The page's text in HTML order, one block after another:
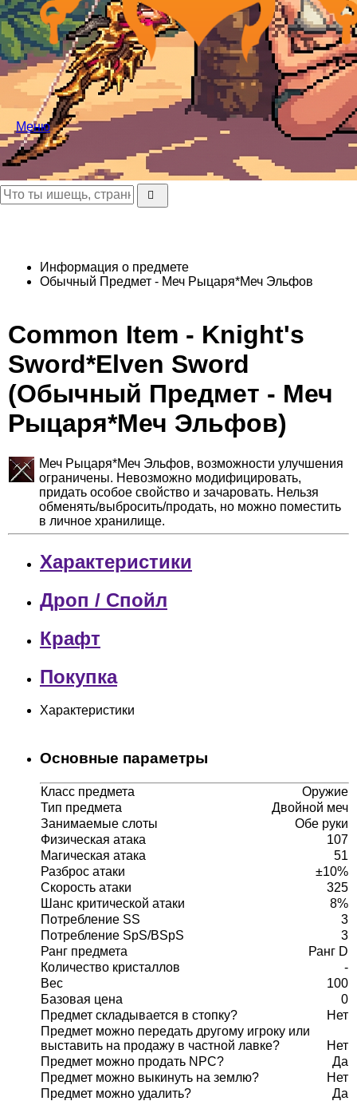
Меню
Информация о предмете
Обычный Предмет - Меч Рыцаря*Меч Эльфов
Common Item - Knight's
Sword*Elven Sword
(Обычный Предмет - Меч
Рыцаря*Меч Эльфов)
Меч Рыцаря*Меч Эльфов, возможности улучшения
ограничены. Невозможно модифицировать,
придать особое свойство и зачаровать. Нельзя
обменять/выбросить/продать, но можно поместить
в личное хранилище.
Характеристики
Дроп / Спойл
Крафт
Покупка
Характеристики
Основные параметры
Класс предмета
Оружие
Тип предмета
Двойной меч
Занимаемые слоты
Обе руки
Физическая атака
107
Магическая атака
51
Разброс атаки
±10%
Скорость атаки
325
Шанс критической атаки
8%
Потребление SS
3
Потребление SpS/BSpS
3
Ранг предмета
Ранг D
Количество кристаллов
-
Вес
100
Базовая цена
0
Предмет складывается в стопку?
Нет
Предмет можно передать другому игроку или
выставить на продажу в частной лавке?
Нет
Предмет можно продать NPC?
Да
Предмет можно выкинуть на землю?
Нет
Предмет можно удалить?
Да